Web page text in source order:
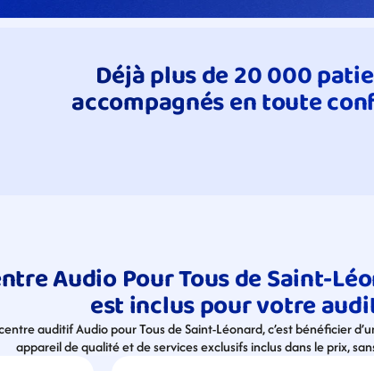
Déjà plus de 20 000
accompagnés en toute
Audio Pour Tous de Saint-
est inclus pour votre
auditif Audio pour Tous de Saint-Léonard, c’est bénéficier
appareil de qualité et de services exclusifs inclus dans le prix,